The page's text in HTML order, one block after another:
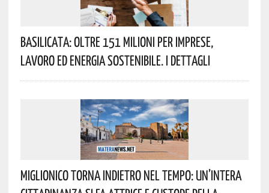
Basilicata: Oltre 151 Milioni Per Imprese,
Lavoro Ed Energia Sostenibile. I Dettagli
Miglionico Torna Indietro Nel Tempo: Un’intera